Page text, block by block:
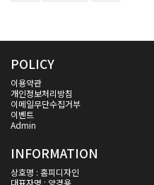
POLICY
이용약관
개인정보처리방침
이메일무단수집거부
이벤트
Admin
INFORMATION
상호명 : 홈피디자인
대표자명 : 양경용